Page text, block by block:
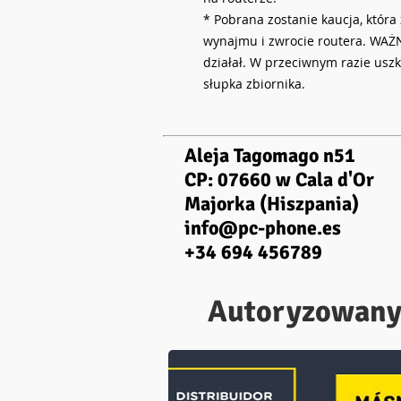
* Pobrana zostanie kaucja,
wynajmu i zwrocie routera.
działał. W przeciwnym razie
słupka zbiornika.
Aleja Tagomago n51
CP: 07660 w Cala d'Or
Majorka (Hiszpania)
info@pc-phone.es
+34 694 456789